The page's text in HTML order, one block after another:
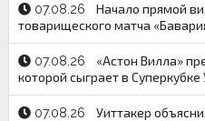
07.08.26
Начало прямой
товарищеского матча
07.08.26
«Астон Вилла»
которой сыграет в
07.08.26
Уиттакер